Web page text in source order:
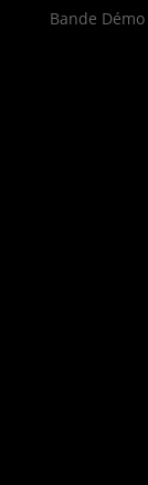
Bande Démo